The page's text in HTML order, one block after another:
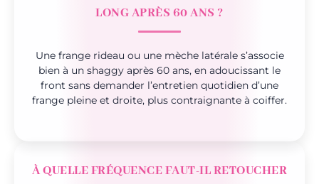
LONG APRÈS 60 ANS ?
Une frange rideau ou une mèche latérale s’associe
bien à un shaggy après 60 ans, en adoucissant le
front sans demander l’entretien quotidien d’une
frange pleine et droite, plus contraignante à coiffer.
À QUELLE FRÉQUENCE FAUT-IL RETOUCHER